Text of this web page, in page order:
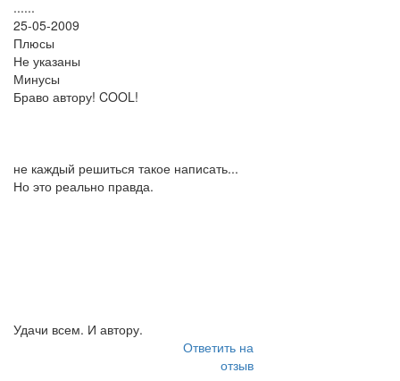
......
25-05-2009
Плюсы
Не указаны
Минусы
Браво автору! COOL!
не каждый решиться такое написать...
Но это реально правда.
Удачи всем. И автору.
Ответить на
отзыв